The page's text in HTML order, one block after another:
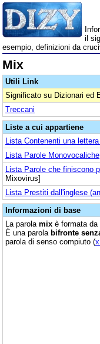
il
esempio, definizioni da
Mix
Utili Link
Significato su Dizionari ed
Treccani
Liste a cui appartiene
Lista Contenenti una
Lista Parole Monovocaliche
Lista Parole che finiscono
Mixovirus]
Lista Prestiti dall'inglese
Informazioni di base
La parola mix è formata da
È una parola bifronte
parola di senso compiuto (xi